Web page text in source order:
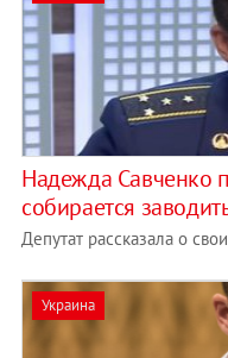
Надежда Савченко
собирается
Депутат рассказала о
Украина